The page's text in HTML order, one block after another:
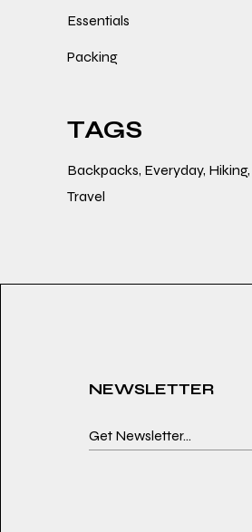
Essentials
Packing
TAGS
Backpacks Everyday Hiking
Travel
NEWSLETTER